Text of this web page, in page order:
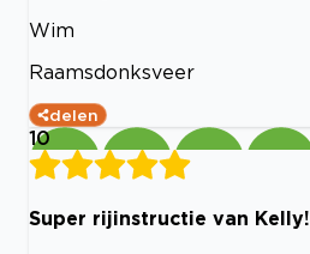
Wim
Raamsdonksveer
delen
10
Super rijinstructie van Kelly!